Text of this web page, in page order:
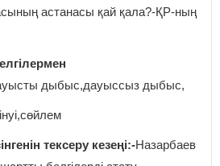
астанасы қай қала?-ҚР-ның
дыбыс,дауыссыз дыбыс,
тексеру кезеңі:-Назарбаев